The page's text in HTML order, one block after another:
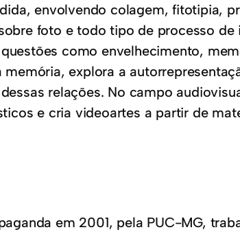
envolvendo colagem, fitotipia,
foto e todo tipo de processo de
como envelhecimento,
explora a
relações. No campo
e cria videoartes a partir de
em 2001, pela PUC-MG,